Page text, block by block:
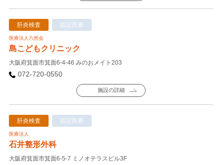
肝炎検査 指定医療
医療法人六然会
島こどもクリニック
大阪府箕面市箕面6-4-46 みのおメイト203
072-720-0550
施設の詳細
肝炎検査 指定医療
医療法人
石井整形外科
大阪府箕面市箕面6-5-7 ミノオテラスビル3F